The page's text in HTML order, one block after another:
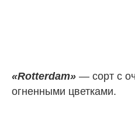
«Rotterdam» — сорт с
огненными цветками.